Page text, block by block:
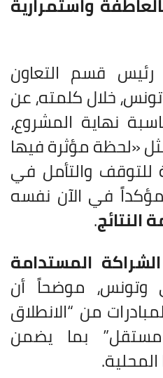
رئيس قسم التعاون
تونس، خلال كلمته، عن
نهاية المشروع،
«لحظة مؤثرة فيها
والتأمل في
مؤكداً في الآن نفسه
النتائج.
الشراكة المستدامة
وتونس، موضحاً أن
من “الانطلاق
مستقل” بما يضمن